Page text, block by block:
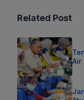
Related Post
Air